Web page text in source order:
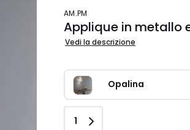
AM.PM
Applique in metallo
Vedi la descrizione
Opalina
Quantità
1